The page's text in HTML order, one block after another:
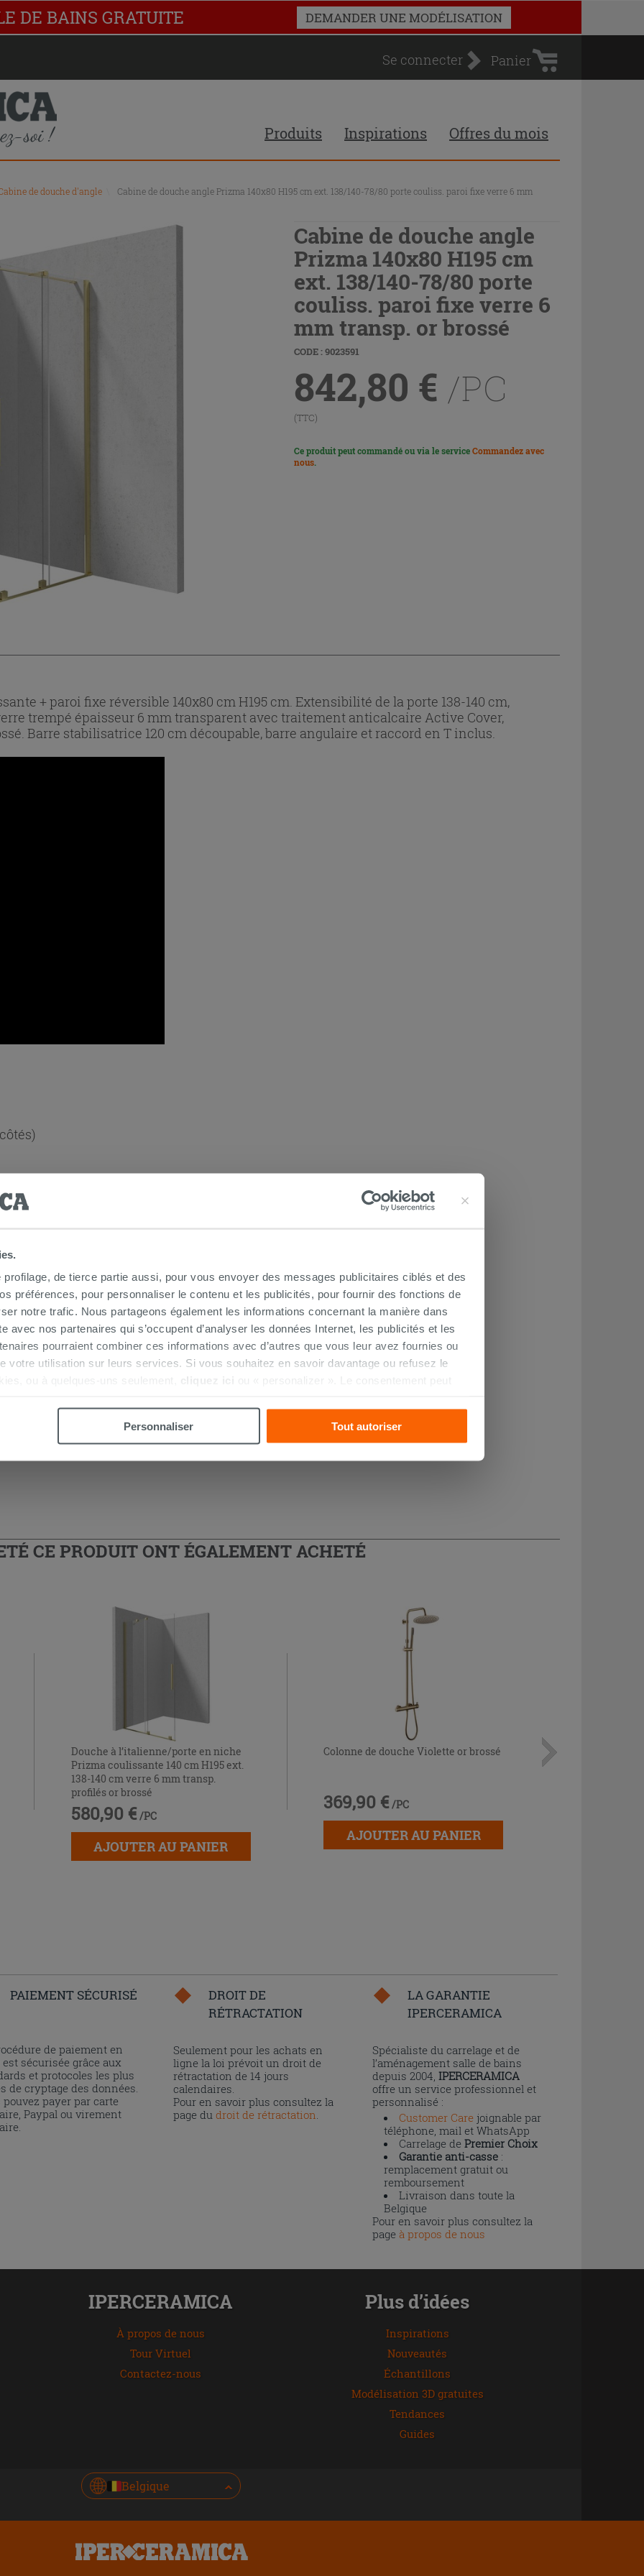
de tierce partie aussi, pour vous envoyer des messages publicitaires ciblés et des
préférences, pour personnaliser le contenu et les publicités, pour fournir des fonctions de
notre trafic. Nous partageons également les informations concernant la manière dans
avec nos partenaires qui s’occupent d’analyser les données Internet, les publicités et les
pourraient combiner ces informations avec d’autres que vous leur avez fournies ou
votre utilisation sur leurs services. Si vous souhaitez en savoir davantage ou refusez le
ou à quelques-uns seulement,
cliquez ici ou « personalizer ». Le consentement peut
Personnaliser
Tout autoriser
DE BAINS GRATUITE DEMANDER UNE MODÉLISATION
Se connecter
Panier
d'achat
Panier
Produits Inspirations Offres du mois
de douche d'angle
Cabine de douche angle Prizma 140x80 H195 cm ext. 138/140-78/80 porte couliss. paroi fixe verre 6 mm
Cabine de douche angle
Prizma 140x80 H195 cm
ext. 138/140-78/80 porte
couliss. paroi fixe verre 6
mm transp. or brossé
CODE : 9023591
842,80 € /PC
(TTC)
Ce produit peut commandé ou via le serviceCommandez avec
nous.
+ paroi fixe réversible 140x80 cm H195 cm. Extensibilité de la porte 138-140 cm,
trempé épaisseur 6 mm transparent avec traitement anticalcaire Active Cover,
Barre stabilisatrice 120 cm découpable, barre angulaire et raccord en T inclus.
facile :
douche d'angle
CE PRODUIT ONT ÉGALEMENT ACHETÉ
Douche à l’italienne/porte en niche
Prizma coulissante 140 cm H195 ext.
138-140 cm verre 6 mm transp.
profilés or brossé
580,90 € /PC
AJOUTER AU PANIER
Colonne de douche Violette or brossé
369,90 € /PC
AJOUTER AU PANIER
PAIEMENT SÉCURISÉ
de paiement en
sécurisée grâce aux
et protocoles les plus
de cryptage des données.
pouvez payer par carte
Paypal ou virement
DROIT DE
RÉTRACTATION
Seulement pour les achats en
ligne la loi prévoit un droit de
rétractation de 14 jours
calendaires.
Pour en savoir plus consultez la
page dudroit de rétractation.
LA GARANTIE
IPERCERAMICA
Spécialiste du carrelage et de
l’aménagement salle de bains
depuis 2004, IPERCERAMICA
offre un service professionnel et
personnalisé :
Customer Carejoignable par
téléphone, mail et WhatsApp
Carrelage de Premier Choix
Garantie anti-casse:
remplacement gratuit ou
remboursement
Livraison dans toute la
Belgique
Pour en savoir plus consultez la
page à propos de nous
IPERCERAMICA
À propos de nous
Tour Virtuel
Contactez-nous
Plus d’idées
Inspirations
Nouveautés
Échantillons
Modélisation 3D gratuites
Tendances
Guides
Belgique